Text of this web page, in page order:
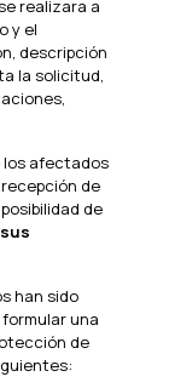
realizara a
y el
descripción
la solicitud,
los afectados
de
de
han sido
una
de